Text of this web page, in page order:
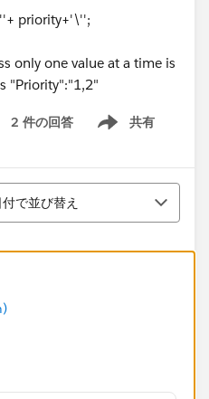
priority+'\'';
only one value at a time is
"Priority":"1,2"
2 件の回答 共有
Show menu
え
付で並び替え